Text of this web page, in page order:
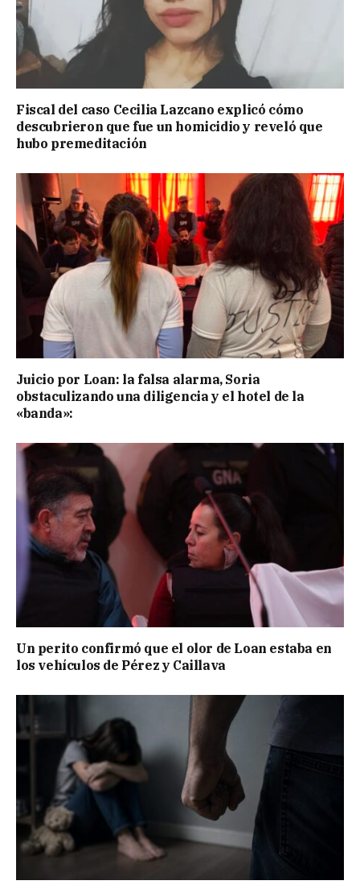
Fiscal del caso Cecilia Lazcano explicó cómo
descubrieron que fue un homicidio y reveló que
hubo premeditación
Juicio por Loan: la falsa alarma, Soria
obstaculizando una diligencia y el hotel de la
«banda»:
Un perito confirmó que el olor de Loan estaba en
los vehículos de Pérez y Caillava